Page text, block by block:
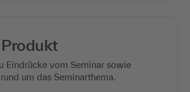
Eindrücke vom Seminar sowie
um das Seminarthema.